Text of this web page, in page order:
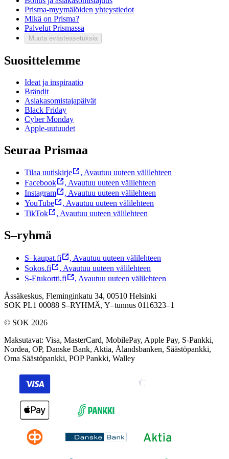
Prisma-myymälöiden yhteystiedot
Mikä on Prisma?
Palvelut Prismassa
Muuta evästeasetuksia
Suosittelemme
Ideat ja inspiraatio
Brändit
Asiakasomistajapäivät
Black Friday
Cyber Monday
Apple-uutuudet
Seuraa Prismaa
Tilaa uutiskirje , Avautuu uuteen välilehteen
Facebook
, Avautuu uuteen välilehteen
Instagram
, Avautuu uuteen välilehteen
YouTube
, Avautuu uuteen välilehteen
TikTok
, Avautuu uuteen välilehteen
S–ryhmä
S–kaupat.fi , Avautuu uuteen välilehteen
Sokos.fi
, Avautuu uuteen välilehteen
S-Etukortti.fi
, Avautuu uuteen välilehteen
Ässäkeskus, Fleminginkatu 34, 00510 Helsinki
SOK PL1 00088 S–RYHMÄ, Y–tunnus 0116323–1
© SOK 2026
Maksutavat: Visa, MasterCard, MobilePay, Apple Pay, S-Pankki,
Nordea, OP, Danske Bank, Aktia, Ålandsbanken, Säästöpankki,
Oma Säästöpankki, POP Pankki, Walley